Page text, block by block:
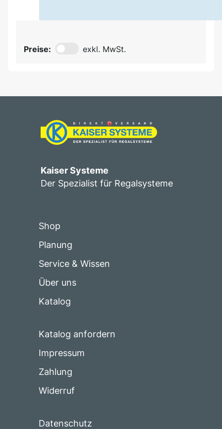
Preise: exkl. MwSt.
Kaiser Systeme
Der Spezialist für Regalsysteme
Shop
Planung
Service & Wissen
Über uns
Katalog
Katalog anfordern
Impressum
Zahlung
Widerruf
Datenschutz